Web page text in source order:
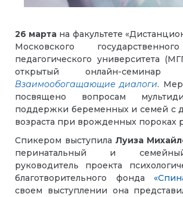
26 марта на факультете
Московского
педагогического университета
открытый онлайн-
Взаимообогащающие диалоги.
посвящено вопросам
поддержки беременных и семей с
возраста при врожденных пороках
Спикером выступила Луиза
перинатальный и
руководитель проекта
благотворительного фонда
своем выступлении она